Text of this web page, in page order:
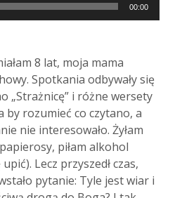
00:00
8 lat, moja mama
Spotkania odbywały się
„Strażnicę” i różne wersety
by rozumieć co czytano, a
nie interesowało. Żyłam
piłam alkohol
Lecz przyszedł czas,
pytanie: Tyle jest wiar i